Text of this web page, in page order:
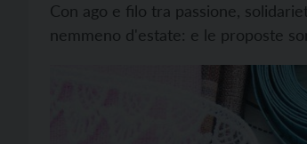
Con ago e filo tra passione,
nemmeno d'estate: e le proposte